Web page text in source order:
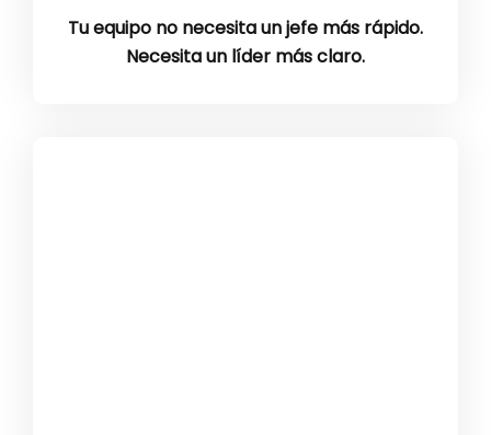
Tu equipo no necesita un jefe más rápido.
Necesita un líder más claro.